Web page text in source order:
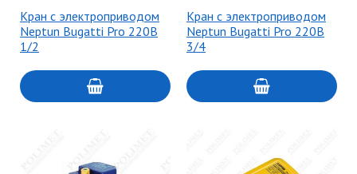
Кран с электроприводом
Neptun Bugatti Pro 220В
1/2
Кран с электроприводом
Neptun Bugatti Pro 220В
3/4